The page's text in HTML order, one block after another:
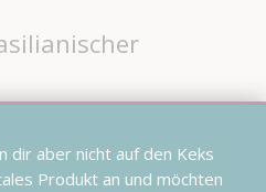
dir aber nicht auf den Keks
Produkt an und möchten